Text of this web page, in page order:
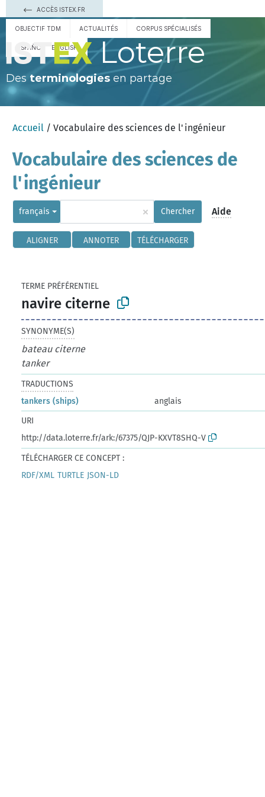
ACCÈS ISTEX.FR
OBJECTIF TDM ACTUALITÉS CORPUS SPÉCIALISÉS
ESPAÑOL ENGLISH Loterre
Des terminologies en partage
Accueil / Vocabulaire des sciences de l'ingénieur
Vocabulaire des sciences de
l'ingénieur
français × Chercher Aide
ALIGNER ANNOTER TÉLÉCHARGER
TERME PRÉFÉRENTIEL
navire citerne
SYNONYME(S)
bateau citerne
tanker
TRADUCTIONS
tankers (ships)
anglais
URI
http://data.loterre.fr/ark:/67375/QJP-KXVT8SHQ-V
TÉLÉCHARGER CE CONCEPT :
RDF/XML TURTLE JSON-LD